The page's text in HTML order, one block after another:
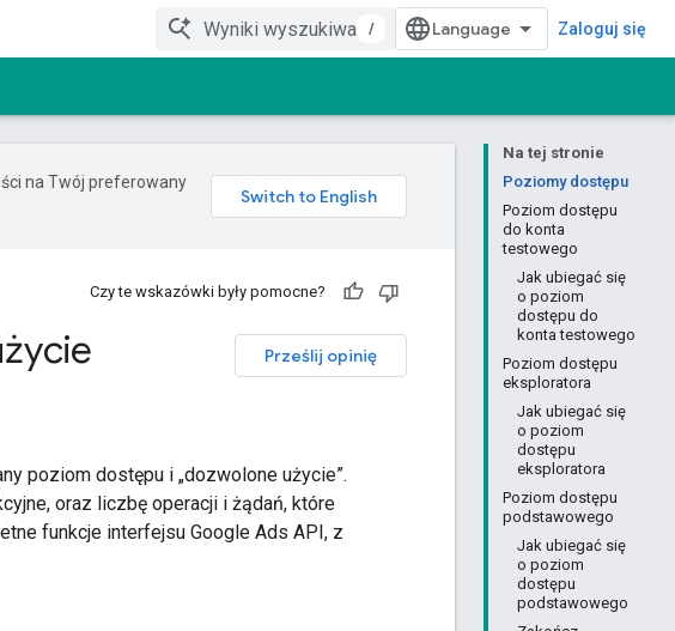
/ Zaloguj się
Na tej stronie
Poziomy dostępu
Poziom dostępu
do konta
testowego
Jak ubiegać się
o poziom
dostępu do
konta testowego
Poziom dostępu
eksploratora
Jak ubiegać się
o poziom
dostępu
eksploratora
Poziom dostępu
podstawowego
Jak ubiegać się
o poziom
dostępu
podstawowego
na Twój preferowany
Czy te wskazówki były pomocne?
Prześlij opinię
poziom dostępu i „dozwolone użycie”.
oraz liczbę operacji i żądań, które
funkcje interfejsu Google Ads API, z